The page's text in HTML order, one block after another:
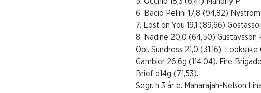
6. Bacio Pellini 17,8 (94,82)
7. Lost on You 19,1 (89,66)
8. Nadine 20,0 (64,50) Gustavsson
Opl. Sundress 21,0 (31,16).
Gambler 26,6g (114,04). Fire
Brief d14g (71,53).
Segr. h 3 år e. Maharajah-Nelson